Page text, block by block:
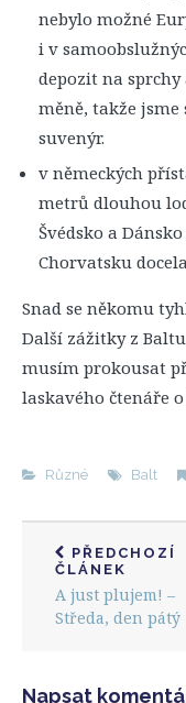
nebylo možné
i v
depozit na
měně, takže
suvenýr.
v německých
metrů dlouhou
Švédsko a
Chorvatsku
Snad se někomu
Další zážitky z
musím prokousat
laskavého čtenáře
Různé Balt
PŘEDCHOZÍ
ČLÁNEK
A just plujem! –
Středa, den pátý
Napsat